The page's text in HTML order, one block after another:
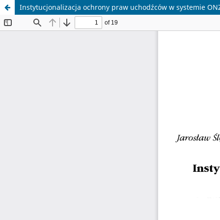
Instytucjonalizacja ochrony praw uchodźców w systemie